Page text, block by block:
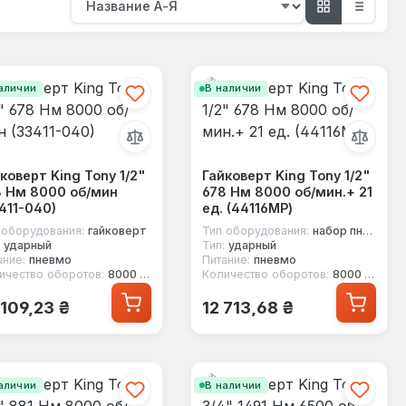
King Tony 1/2"
Нм 8000 об/мин
040)
гайковерт
ударный
пневмо
оборотов: 8000 об/мин
цена:
₴
В наличии
Гайковерт King Tony 1/2"
678 Нм 8000 об/мин.+ 21
ед. (44116MP)
Тип оборудования: набор пневмоинструмента
Тип: ударный
Питание: пневмо
Количество оборотов: 8000 об/мин
Обычная цена:
12 713,68 ₴
В наличии